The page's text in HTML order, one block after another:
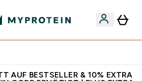
AUF BESTSELLER & 10% EXTRA